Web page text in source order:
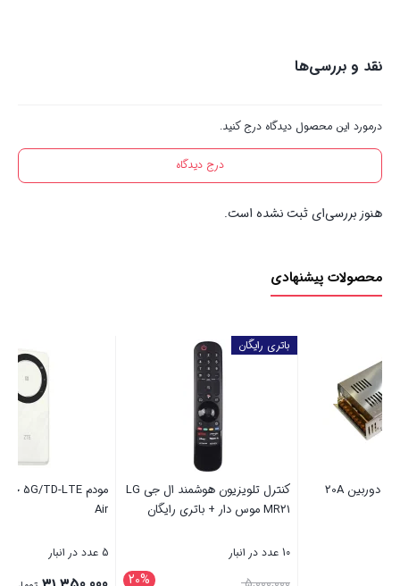
نقد و بررسی‌ها
درمورد این محصول دیدگاه درج کنید.
درج دیدگاه
هنوز بررسی‌ای ثبت نشده است.
محصولات پیشنهادی
کنترل تلویزیون هوشمند ال جی LG
مودم 5G/TD-LTE جیبی ZTE U30
Air